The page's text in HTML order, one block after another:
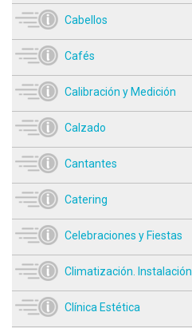
Cabellos
Cafés
Calibración y Medición
Calzado
Cantantes
Catering
Celebraciones y Fiestas
Climatización. Instalación
Clínica Estética